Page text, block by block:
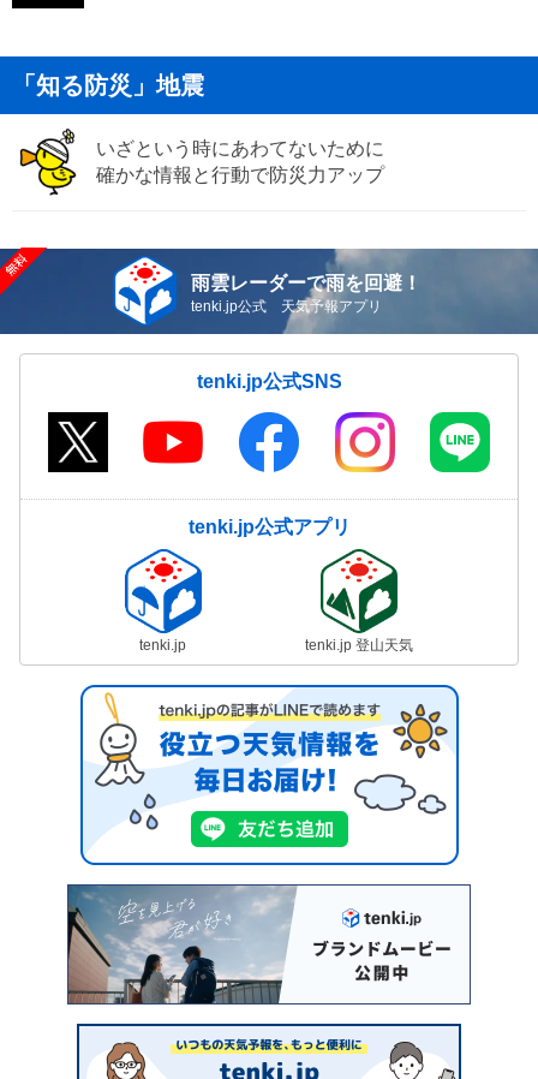
「知る防災」地震
いざという時にあわてないために
確かな情報と行動で防災力アップ
雨雲レーダーで雨を回避！
tenki.jp公式 天気予報アプリ
tenki.jp公式SNS
tenki.jp公式アプリ
tenki.jp tenki.jp 登山天気